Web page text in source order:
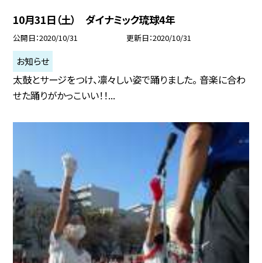
10月31日（土） ダイナミック琉球4年
公開日 2020/10/31 更新日 2020/10/31
お知らせ
太鼓とサージをつけ、凛々しい姿で踊りました。 音楽に合わ
せた踊りがかっこいい！！...